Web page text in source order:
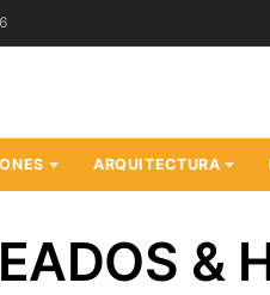
ARQUITECTURA
&